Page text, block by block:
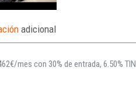
adicional
mes con 30% de entrada, 6.50% TIN